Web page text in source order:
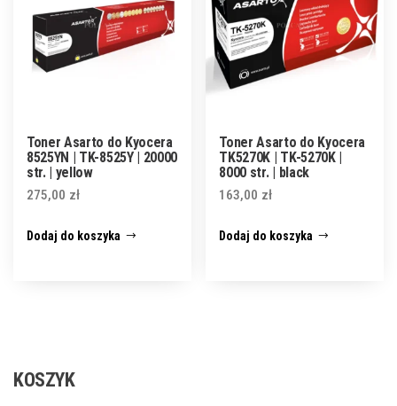
Toner Asarto do Kyocera
8525YN | TK-8525Y | 20000
str. | yellow
275,00 zł
Dodaj do koszyka
Toner Asarto do Kyocera
TK5270K | TK-5270K |
8000 str. | black
163,00 zł
Dodaj do koszyka
KOSZYK